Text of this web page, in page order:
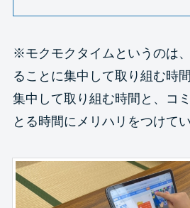
※モクモクタイムというのは
ることに集中して取り組む時間
集中して取り組む時間と、コ
とる時間にメリハリをつけてい